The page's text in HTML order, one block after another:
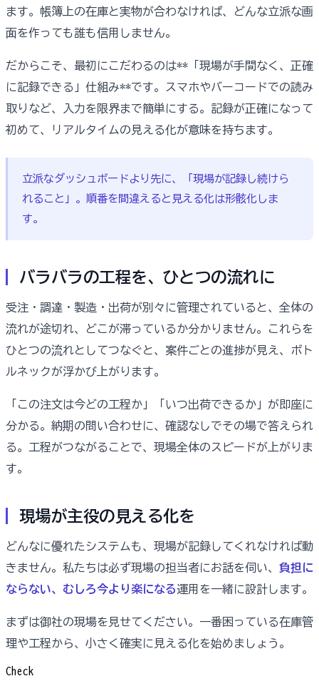
ます。帳簿上の在庫と実物が合わなければ、どんな立派な画
面を作っても誰も信用しません。
だからこそ、最初にこだわるのは**「現場が手間なく、正確
に記録できる」仕組み**です。スマホやバーコードでの読み
取りなど、入力を限界まで簡単にする。記録が正確になって
初めて、リアルタイムの見える化が意味を持ちます。
立派なダッシュボードより先に、「現場が記録し続けら
れること」。順番を間違えると見える化は形骸化しま
す。
バラバラの工程を、ひとつの流れに
受注・調達・製造・出荷が別々に管理されていると、全体の
流れが途切れ、どこが滞っているか分かりません。これらを
ひとつの流れとしてつなぐと、案件ごとの進捗が見え、ボト
ルネックが浮かび上がります。
「この注文は今どの工程か」「いつ出荷できるか」が即座に
分かる。納期の問い合わせに、確認なしでその場で答えられ
る。工程がつながることで、現場全体のスピードが上がりま
す。
現場が主役の見える化を
どんなに優れたシステムも、現場が記録してくれなければ動
きません。私たちは必ず現場の担当者にお話を伺い、 負担に
ならない、むしろ今より楽になる運用を一緒に設計します。
まずは御社の現場を見せてください。一番困っている在庫管
理や工程から、小さく確実に見える化を始めましょう。
Check